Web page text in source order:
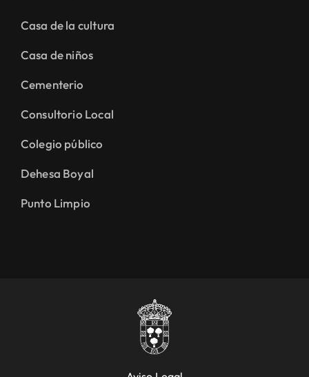
Casa de niños
Cementerio
Consultorio Local
Colegio público
Dehesa Boyal
Punto Limpio
Aviso Legal